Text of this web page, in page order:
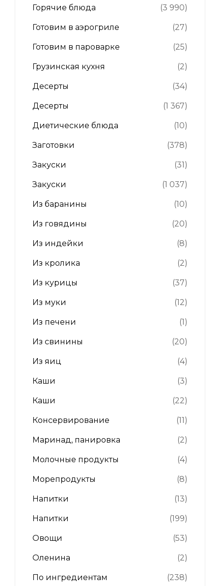
Горячие блюда (3 990)
Готовим в аэрогриле (27)
Готовим в пароварке (25)
Грузинская кухня (2)
Десерты (34)
Десерты (1 367)
Диетические блюда (10)
Заготовки (378)
Закуски (31)
Закуски (1 037)
Из баранины (10)
Из говядины (20)
Из индейки (8)
Из кролика (2)
Из курицы (37)
Из муки (12)
Из печени (1)
Из свинины (20)
Из яиц (4)
Каши (3)
Каши (22)
Консервирование (11)
Маринад, панировка (2)
Молочные продукты (4)
Морепродукты (8)
Напитки (13)
Напитки (199)
Овощи (53)
Оленина (2)
По ингредиентам (238)